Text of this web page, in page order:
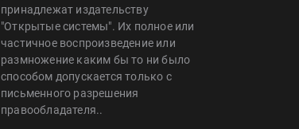
принадлежат издательству
"Открытые системы". Их полное или
частичное воспроизведение или
размножение каким бы то ни было
способом допускается только с
письменного разрешения
правообладателя..